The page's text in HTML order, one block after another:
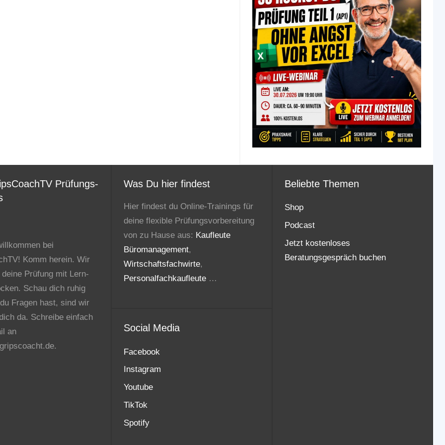
Prüfungs-
bei
Komm herein. Wir
deine Prüfung mit Lern-
Schau dich ruhig
Fragen hast, sind wir
da. Schreibe einfach
an
Was Du hier findest
Hier findest du Online-Trainings für
deine flexible Prüfungsvorbereitung
von zu Hause aus: Kaufleute
Büromanagement,
Wirtschaftsfachwirte,
Personalfachkaufleute …
Social Media
Facebook
Instagram
Youtube
TikTok
Spotify
Beliebte Themen
Shop
Podcast
Jetzt kostenloses
Beratungsgespräch buchen